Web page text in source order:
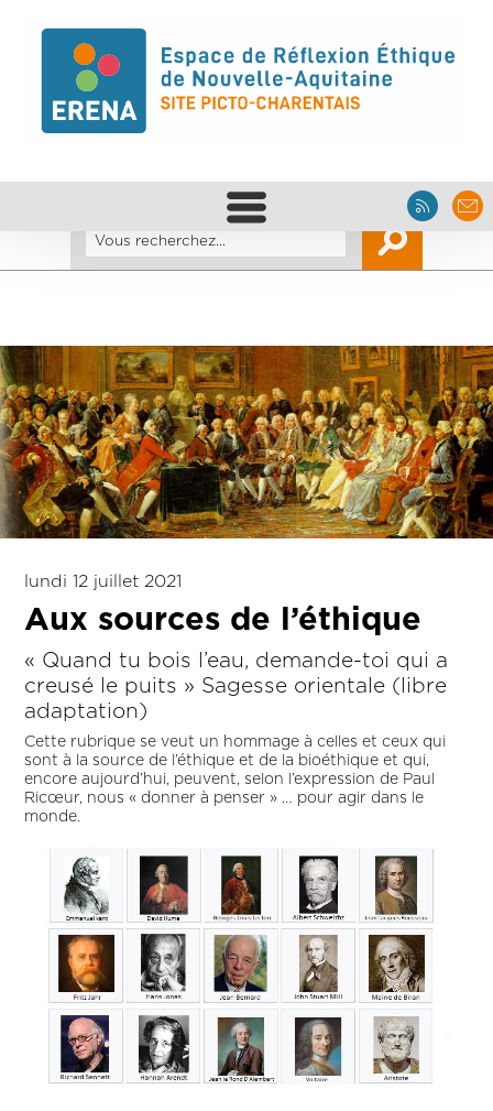
lundi 12 juillet 2021
Aux sources de l’éthique
« Quand tu bois l’eau, demande-toi qui a
creusé le puits » Sagesse orientale (libre
adaptation)
Cette rubrique se veut un hommage à celles et ceux qui
sont à la source de l’éthique et de la bioéthique et qui,
encore aujourd’hui, peuvent, selon l’expression de Paul
Ricœur, nous « donner à penser » … pour agir dans le
monde.